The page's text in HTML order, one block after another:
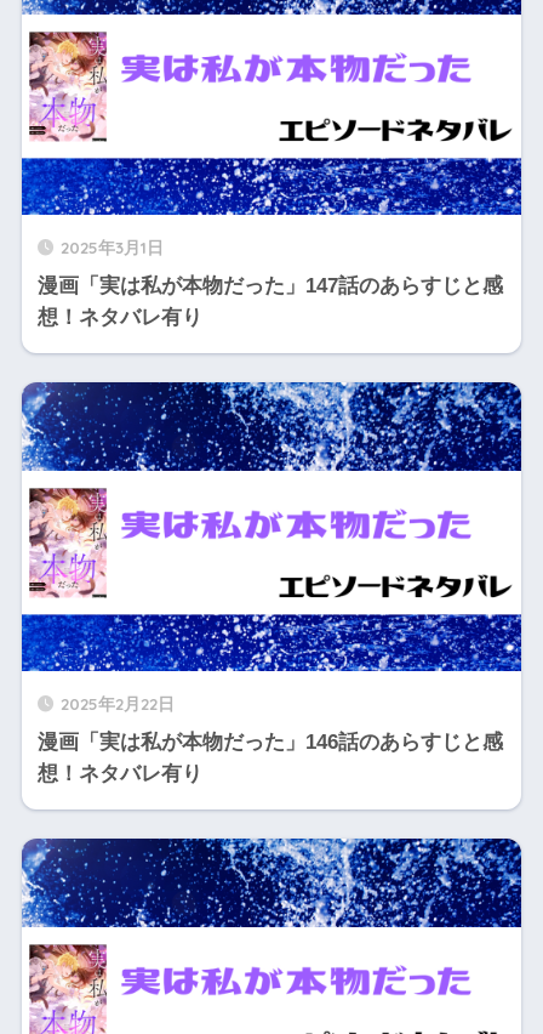
2025年3月1日
漫画「実は私が本物だった」147話のあらすじと感
想！ネタバレ有り
2025年2月22日
漫画「実は私が本物だった」146話のあらすじと感
想！ネタバレ有り